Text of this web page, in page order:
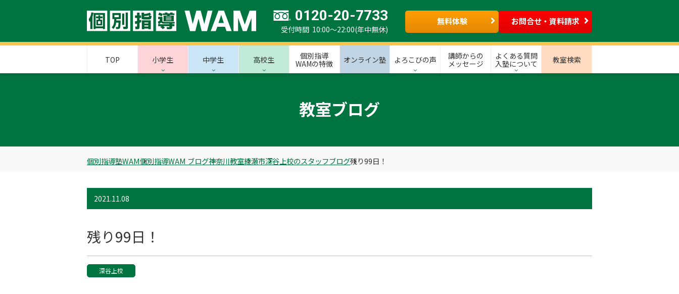
0120-20-7733
受付時間 10:00～22:00(年中無休)
無料体験 お問合せ・資料請求
TOP 小学生 中学生 高校生
個別指導
WAMの特徴
オンライン塾 よろこびの声
講師からの
メッセージ
よくある質問
入塾について
教室検索
教室ブログ
個別指導塾WAM個別指導WAM ブログ神奈川教室綾瀬市深谷上校のスタッフブログ残り99日！
2021.11.08
残り99日！
深谷上校